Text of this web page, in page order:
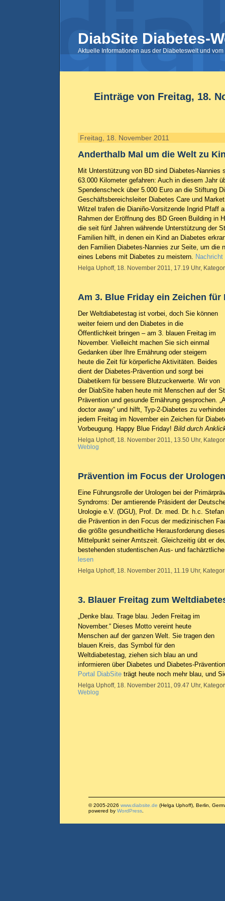
DiabSite Diabetes-
Aktuelle Informationen aus der Diabeteswelt und
Einträge von Freitag, 18.
Freitag, 18. November 2011
Anderthalb Mal um die Welt zu
Mit Unterstützung von BD sind Diabetes-Nannies
63.000 Kilometer gefahren: Auch in diesem Jahr
Spendenscheck über 5.000 Euro an die Stiftung
Geschäftsbereichsleiter Diabetes Care und
Witzel trafen die Dianiño-Vorsitzende Ingrid Pfaff
Rahmen der Eröffnung des BD Green Building in
die seit fünf Jahren währende Unterstützung der
Familien hilft, in denen ein Kind an Diabetes
den Familien Diabetes-Nannies zur Seite, um die
eines Lebens mit Diabetes zu meistern. Nachricht
Helga Uphoff, 18. November 2011, 17.19 Uhr,
Am 3. Blue Friday ein Zeichen für
Der Weltdiabetestag ist vorbei, doch Sie können
weiter feiern und den Diabetes in die
Öffentlichkeit bringen – am 3. blauen Freitag im
November. Vielleicht machen Sie sich einmal
Gedanken über Ihre Ernährung oder steigern
heute die Zeit für körperliche Aktivitäten. Beides
dient der Diabetes-Prävention und sorgt bei
Diabetikern für bessere Blutzuckerwerte. Wir von
der DiabSite haben heute mit Menschen auf der
Prävention und gesunde Ernährung gesprochen.
doctor away“ und hilft, Typ-2-Diabetes zu
jedem Freitag im November ein Zeichen für
Vorbeugung. Happy Blue Friday! Bild durch
Helga Uphoff, 18. November 2011, 13.50 Uhr,
Weblog
Prävention im Focus der Urologen
Eine Führungsrolle der Urologen bei der
Syndroms: Der amtierende Präsident der
Urologie e.V. (DGU), Prof. Dr. med. Dr. h.c.
die Prävention in den Focus der medizinischen
die größte gesundheitliche Herausforderung
Mittelpunkt seiner Amtszeit. Gleichzeitig übt er
bestehenden studentischen Aus- und
lesen
Helga Uphoff, 18. November 2011, 11.19 Uhr,
3. Blauer Freitag zum
„Denke blau. Trage blau. Jeden Freitag im
November.“ Dieses Motto vereint heute
Menschen auf der ganzen Welt. Sie tragen den
blauen Kreis, das Symbol für den
Weltdiabetestag, ziehen sich blau an und
informieren über Diabetes und Diabetes-
Portal DiabSite trägt heute noch mehr blau, und
Helga Uphoff, 18. November 2011, 09.47 Uhr,
Weblog
© 2005-2026 www.diabsite.de (Helga Uphoff), Berlin,
powered by WordPress.